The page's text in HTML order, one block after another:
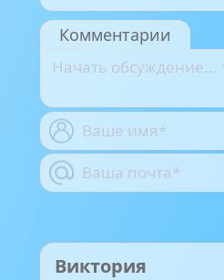
Комментарии
Виктория